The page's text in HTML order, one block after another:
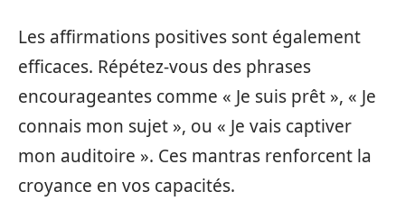
Les affirmations positives sont également
efficaces. Répétez-vous des phrases
encourageantes comme « Je suis prêt », « Je
connais mon sujet », ou « Je vais captiver
mon auditoire ». Ces mantras renforcent la
croyance en vos capacités.